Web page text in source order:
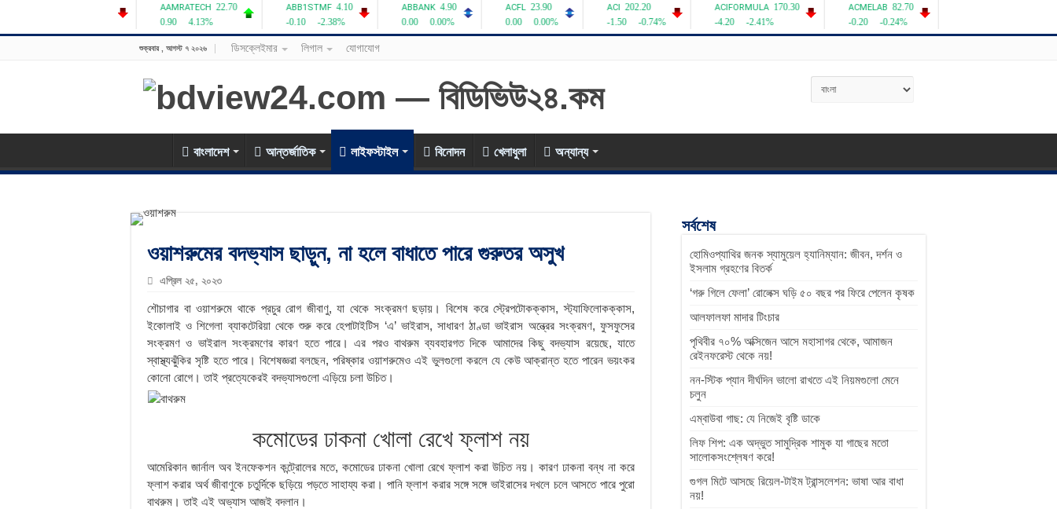
শুক্রবার , আগস্ট ৭ ২০২৬ ডিসক্লেইমার লিগাল যোগাযোগ
বাংলাদেশ আন্তর্জাতিক লাইফস্টাইল বিনোদন খেলাধুলা অন্যান্য
ওয়াশরুমের বদভ্যাস ছাড়ুন, না হলে বাধাতে পারে গুরুতর অসুখ
এপ্রিল ২৫, ২০২৩
শৌচাগার বা ওয়াশরুমে থাকে প্রচুর রোগ জীবাণু, যা থেকে সংক্রমণ ছড়ায়। বিশেষ করে স্ট্রেপটোকক্কাস, স্ট্যাফিলোকক্কাস,
ইকোলাই ও শিগেলা ব্যাকটেরিয়া থেকে শুরু করে হেপাটাইটিস ‘এ’ ভাইরাস, সাধারণ ঠাণ্ডা ভাইরাস অন্ত্রের সংক্রমণ, ফুসফুসের
সংক্রমণ ও ভাইরাল সংক্রমণের কারণ হতে পারে। এর পরও বাথরুম ব্যবহারগত দিকে আমাদের কিছু বদভ্যাস রয়েছে, যাতে
স্বাস্থ্যঝুঁকির সৃষ্টি হতে পারে। বিশেষজ্ঞরা বলছেন, পরিষ্কার ওয়াশরুমেও এই ভুলগুলো করলে যে কেউ আক্রান্ত হতে পারেন ভয়ংকর
কোনো রোগে। তাই প্রত্যেকেরই বদভ্যাসগুলো এড়িয়ে চলা উচিত।
কমোডের ঢাকনা খোলা রেখে ফ্লাশ নয়
আমেরিকান জার্নাল অব ইনফেকশন কন্ট্রোলের মতে, কমোডের ঢাকনা খোলা রেখে ফ্লাশ করা উচিত নয়। কারণ ঢাকনা বন্ধ না করে
ফ্লাশ করার অর্থ জীবাণুকে চতুর্দিকে ছড়িয়ে পড়তে সাহায্য করা। পানি ফ্লাশ করার সঙ্গে সঙ্গে ভাইরাসের দখলে চলে আসতে পারে পুরো
বাথরুম। তাই এই অভ্যাস আজই বদলান।
সর্বশেষ
হোমিওপ্যাথির জনক স্যামুয়েল হ্যানিম্যান: জীবন, দর্শন ও
ইসলাম গ্রহণের বিতর্ক
‘গরু গিলে ফেলা’ রোলেক্স ঘড়ি ৫০ বছর পর ফিরে পেলেন কৃষক
আলফালফা মাদার টিংচার
পৃথিবীর ৭০% অক্সিজেন আসে মহাসাগর থেকে, আমাজন
রেইনফরেস্ট থেকে নয়!
নন-স্টিক প্যান দীর্ঘদিন ভালো রাখতে এই নিয়মগুলো মেনে
চলুন
এম্বাউবা গাছ: যে নিজেই বৃষ্টি ডাকে
লিফ শিপ: এক অদ্ভুত সামুদ্রিক শামুক যা গাছের মতো
সালোকসংশ্লেষণ করে!
গুগল মিটে আসছে রিয়েল-টাইম ট্রান্সলেশন: ভাষা আর বাধা
নয়!